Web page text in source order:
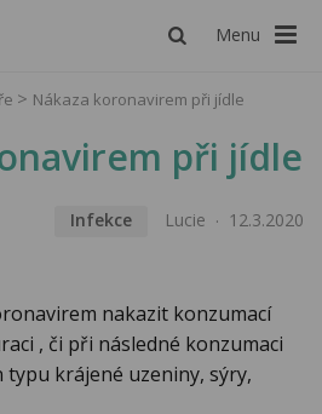
Menu
Nákaza koronavirem při jídle
při jídle
Infekce Lucie 12.3.2020
nakazit konzumací
, či při následné konzumaci
krájené uzeniny, sýry,